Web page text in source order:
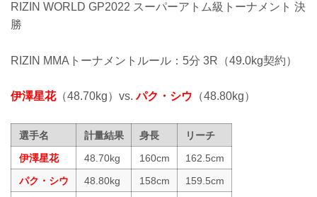
RIZIN WORLD GP2022 スーパーアトム級トーナメント 決
勝
RIZIN MMAトーナメントルール：5分 3R（49.0kg契約）
伊澤星花（48.70kg）vs.パク・シウ （48.80kg）
選手名 計量結果 身長
リーチ
伊澤星花
48.70kg 160cm
162.5cm
パク・シウ
48.80kg 158cm
159.5cm